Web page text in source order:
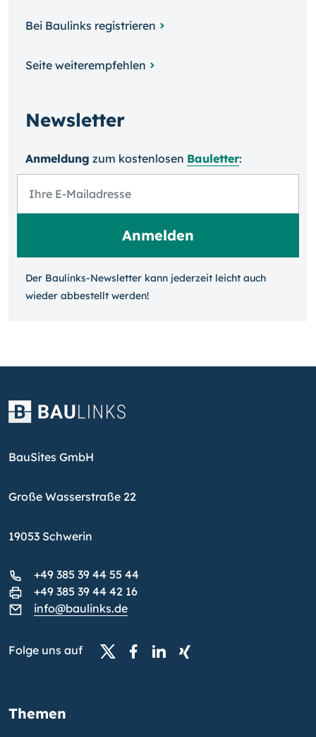
Bei Baulinks registrieren
Seite weiterempfehlen
Newsletter
Anmeldung zum kosten­losen Bauletter:
Der Baulinks-Newsletter kann jeder­zeit leicht auch
wieder ab­bestellt werden!
BauSites GmbH
Große Wasserstraße 22
19053 Schwerin
+49 385 39 44 55 44
+49 385 39 44 42 16
info@baulinks.de
Folge uns auf
Themen